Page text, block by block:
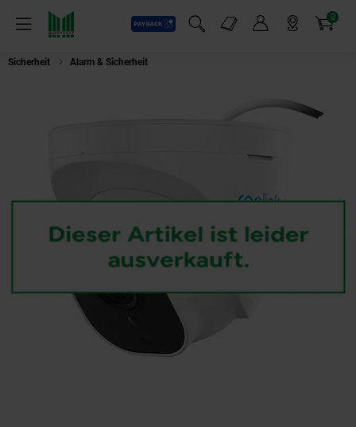
Menü
Payback
Suchfeld einblenden
Markt-Angebote 0
Artikel
Sicherheit Alarm & Sicherheit